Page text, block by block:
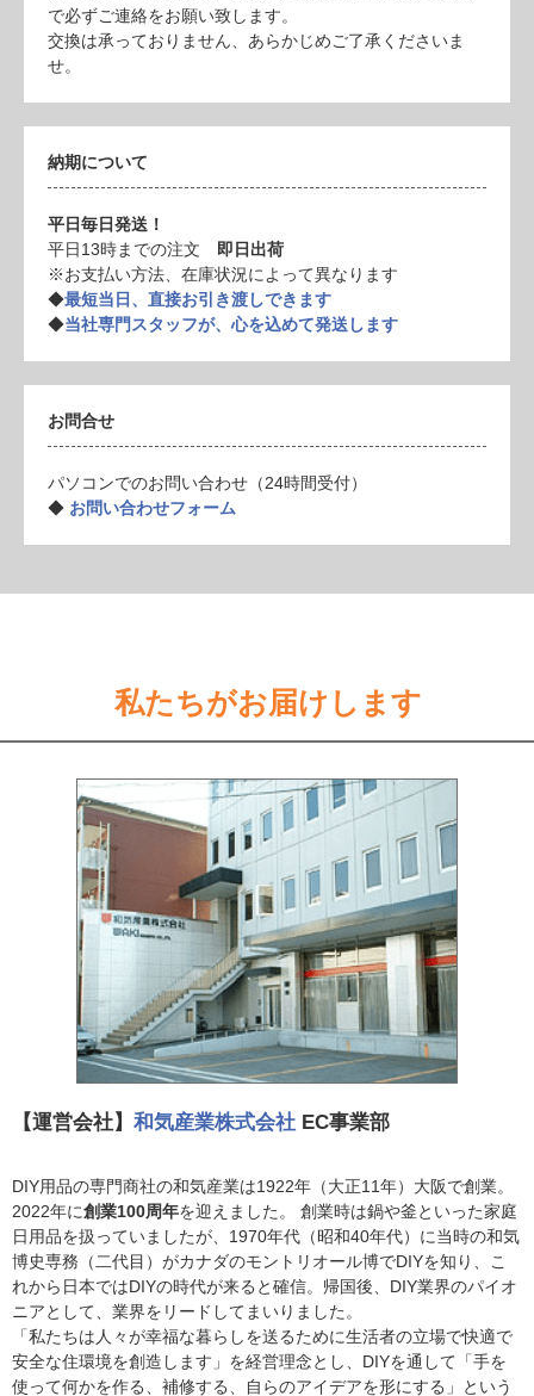
で必ずご連絡をお願い致します。
交換は承っておりません、あらかじめご了承くださいま
せ。
納期について
平日毎日発送！
平日13時までの注文 即日出荷
※お支払い方法、在庫状況によって異なります
◆最短当日、直接お引き渡しできます
◆当社専門スタッフが、心を込めて発送します
お問合せ
パソコンでのお問い合わせ（24時間受付）
◆ お問い合わせフォーム
私たちがお届けします
【運営会社】 和気産業株式会社 EC事業部
DIY用品の専門商社の和気産業は1922年（大正11年）大阪で創業。
2022年に創業100周年を迎えました。 創業時は鍋や釜といった家庭
日用品を扱っていましたが、1970年代（昭和40年代）に当時の和気
博史専務（二代目）がカナダのモントリオール博でDIYを知り、こ
れから日本ではDIYの時代が来ると確信。帰国後、DIY業界のパイオ
ニアとして、業界をリードしてまいりました。
「私たちは人々が幸福な暮らしを送るために生活者の立場で快適で
安全な住環境を創造します」を経営理念とし、DIYを通して「手を
使って何かを作る、補修する、自らのアイデアを形にする」という